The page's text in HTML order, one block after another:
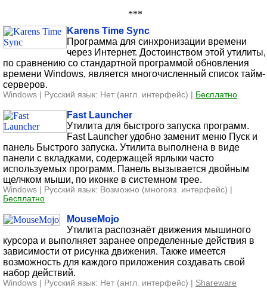
***
Karens Time Sync
Программа для синхронизации времени
через Интернет. Достоинством этой утилиты,
по сравнению со стандартной программой обновления
времени Windows, является многочисленный список тайм-
серверов.
Windows | Русский язык: Нет (англ. интерфейс) | Бесплатно
Fast Launcher
Утилита для быстрого запуска программ.
Fast Launcher удобно заменит меню Пуск и
панель Быстрого запуска. Утилита выполнена в виде
панели с вкладками, содержащей ярлыки часто
используемых программ. Панель вызывается двойным
щелчком мыши, по иконке в системном трее.
Windows | Русский язык: Возможно (многояз. интерфейс) |
Бесплатно
MouseMojo
Утилита распознаёт движения мышиного
курсора и выполняет заранее определенные действия в
зависимости от рисунка движения. Также имеется
возможность для каждого приложения создавать свой
набор действий.
Windows | Русский язык: Нет (англ. интерфейс) | Shareware